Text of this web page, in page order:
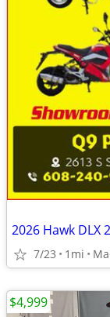
2026 Hawk
7/23 1mi
$4,999